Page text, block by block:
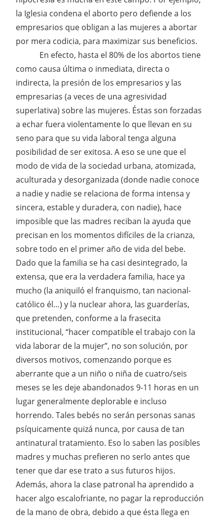
la Iglesia condena el aborto pero defiende a los
empresarios que obligan a las mujeres a abortar
por mera codicia, para maximizar sus beneficios.
En efecto, hasta el 80% de los abortos tiene
como causa última o inmediata, directa o
indirecta, la presión de los empresarios y las
empresarias (a veces de una agresividad
superlativa) sobre las mujeres. Éstas son forzadas
a echar fuera violentamente lo que llevan en su
seno para que su vida laboral tenga alguna
posibilidad de ser exitosa. A eso se une que el
modo de vida de la sociedad urbana, atomizada,
aculturada y desorganizada (donde nadie conoce
a nadie y nadie se relaciona de forma intensa y
sincera, estable y duradera, con nadie), hace
imposible que las madres reciban la ayuda que
precisan en los momentos difíciles de la crianza,
sobre todo en el primer año de vida del bebe.
Dado que la familia se ha casi desintegrado, la
extensa, que era la verdadera familia, hace ya
mucho (la aniquiló el franquismo, tan nacional-
católico él…) y la nuclear ahora, las guarderías,
que pretenden, conforme a la frasecita
institucional, “hacer compatible el trabajo con la
vida laborar de la mujer”, no son solución, por
diversos motivos, comenzando porque es
aberrante que a un niño o niña de cuatro/seis
meses se les deje abandonados 9-11 horas en un
lugar generalmente deplorable e incluso
horrendo. Tales bebés no serán personas sanas
psíquicamente quizá nunca, por causa de tan
antinatural tratamiento. Eso lo saben las posibles
madres y muchas prefieren no serlo antes que
tener que dar ese trato a sus futuros hijos.
Además, ahora la clase patronal ha aprendido a
hacer algo escalofriante, no pagar la reproducción
de la mano de obra, debido a que ésta llega en